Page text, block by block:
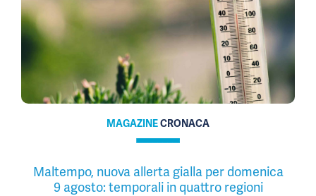
MAGAZINECRONACA
Maltempo, nuova allerta gialla per domenica
9 agosto: temporali in quattro regioni